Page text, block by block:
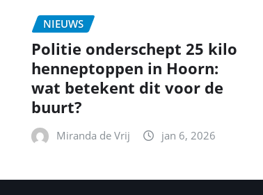
NIEUWS
Politie onderschept 25 kilo
henneptoppen in Hoorn:
wat betekent dit voor de
buurt?
Miranda de Vrij jan 6, 2026